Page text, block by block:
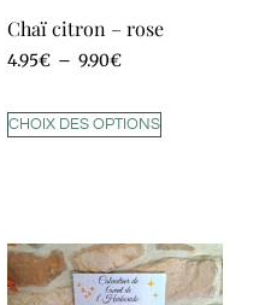
Chaï citron – rose
4.95€ – 9.90€
CHOIX DES OPTIONS